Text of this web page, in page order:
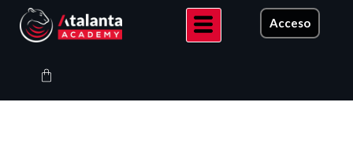
contenido
Acceso
Carrito